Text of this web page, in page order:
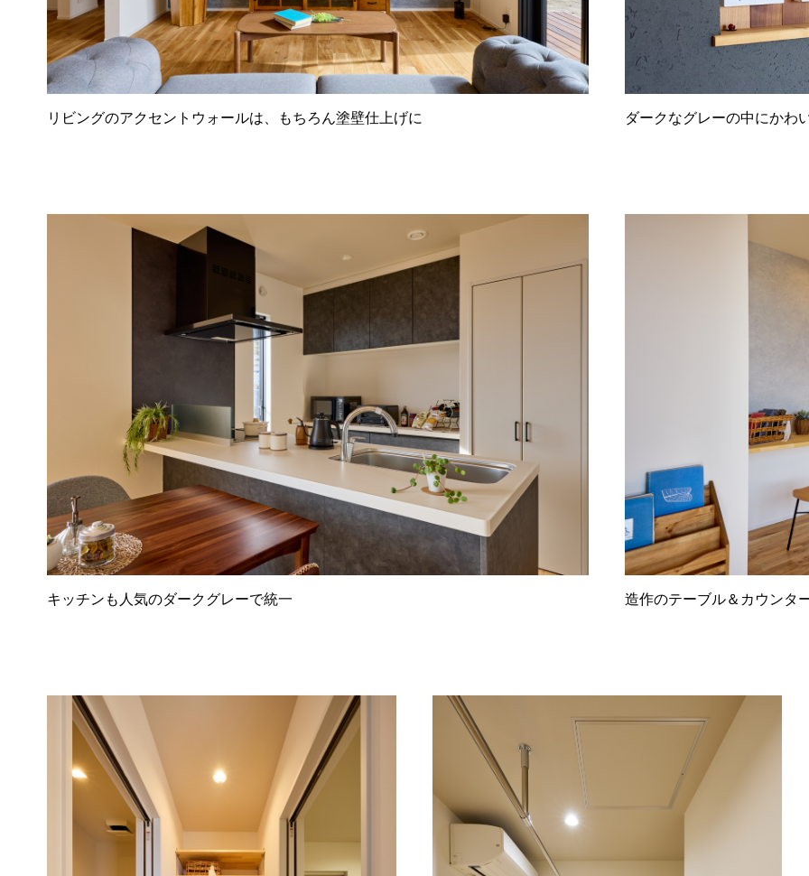
リビングのアクセントウォールは、もちろん塗壁仕上げに ダークなグレーの中にかわ
キッチンも人気のダークグレーで統一 造作のテーブル＆カウンタ